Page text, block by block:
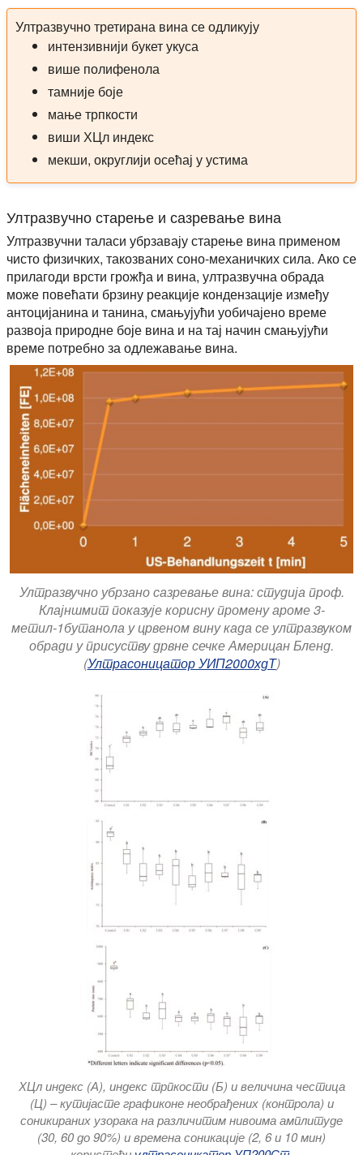
Ултразвучно третирана вина се одликују
интензивнији букет укуса
више полифенола
тамније боје
мање трпкости
виши ХЦл индекс
мекши, округлији осећај у устима
Ултразвучно старење и сазревање вина
Ултразвучни таласи убрзавају старење вина применом
чисто физичких, такозваних соно-механичких сила. Ако се
прилагоди врсти грожђа и вина, ултразвучна обрада
може повећати брзину реакције кондензације између
антоцијанина и танина, смањујући уобичајено време
развоја природне боје вина и на тај начин смањујући
време потребно за одлежавање вина.
Ултразвучно убрзано сазревање вина: студија проф.
Клајншмит показује корисну промену ароме 3-
метил-1бутанола у црвеном вину када се ултразвуком
обради у присуству дрвне сечке Америцан Бленд.
(Ултрасоницатор УИП2000хдТ)
ХЦл индекс (А), индекс трпкости (Б) и величина честица
(Ц) – кутијасте графиконе необрађених (контрола) и
соникираних узорака на различитим нивоима амплитуде
(30, 60 до 90%) и времена соникације (2, 6 и 10 мин)